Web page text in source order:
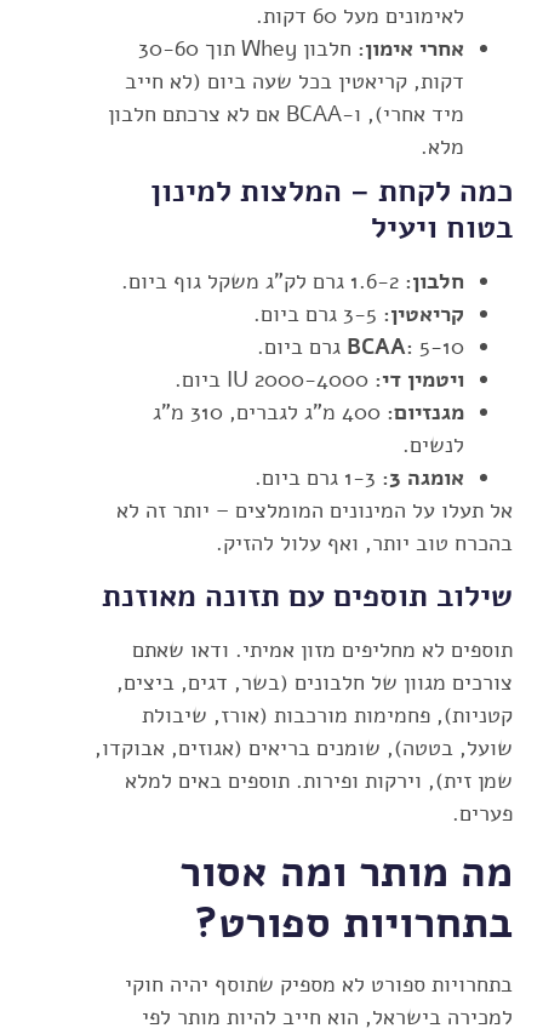
לאימונים מעל 60 דקות.
אחרי אימון:
חלבון Whey תוך 30-60
דקות, קריאטין בכל שעה ביום (לא חייב
מיד אחרי), ו-BCAA אם לא צרכתם חלבון
מלא.
כמה לקחת – המלצות למינון
בטוח ויעיל
חלבון:
קריאטין:
BCAA: 5-10 גרם ביום.
ויטמין די:
מגנזיום:
400 מ"ג לגברים, 310 מ"ג
לנשים.
אומגה 3:
אל תעלו על המינונים המומלצים – יותר זה לא
בהכרח טוב יותר, ואף עלול להזיק.
שילוב תוספים עם תזונה מאוזנת
תוספים לא מחליפים מזון אמיתי. ודאו שאתם
צורכים מגוון של חלבונים (בשר, דגים, ביצים,
קטניות), פחמימות מורכבות (אורז, שיבולת
שועל, בטטה), שומנים בריאים (אגוזים, אבוקדו,
שמן זית), וירקות ופירות. תוספים באים למלא
פערים.
מה מותר ומה אסור
בתחרויות ספורט?
בתחרויות ספורט לא מספיק שתוסף יהיה חוקי
למכירה בישראל, הוא חייב להיות מותר לפי